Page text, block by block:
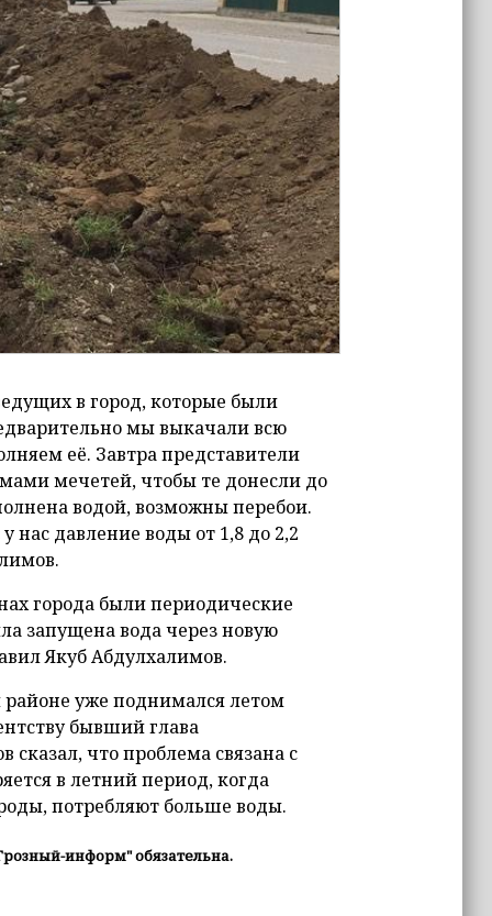
в город, которые были
мы выкачали всю
её. Завтра представители
мечетей, чтобы те донесли до
водой, возможны перебои.
нас давление воды от 1,8 до 2,2
города были периодические
запущена вода через новую
Якуб Абдулхалимов.
уже поднимался летом
бывший глава
что проблема связана с
в летний период, когда
потребляют больше воды.
информ" обязательна.